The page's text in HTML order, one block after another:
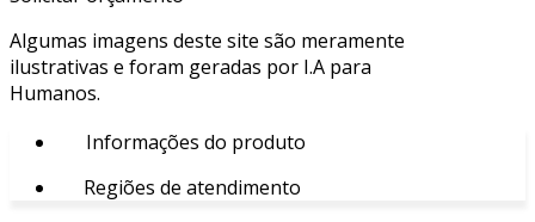
Algumas imagens deste site são meramente
ilustrativas e foram geradas por I.A para
Humanos.
Informações do produto
Regiões de atendimento